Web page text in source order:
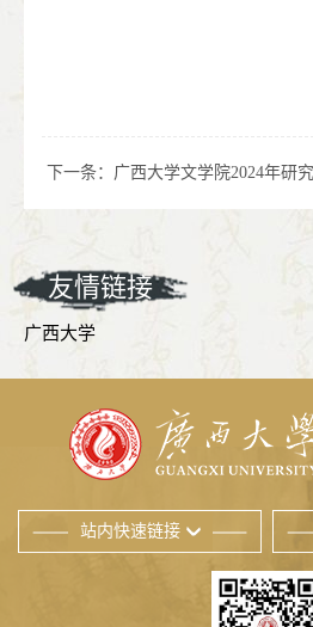
下一条： 广西大学文学院2024年研
友情链接
广西大学
站内快速链接